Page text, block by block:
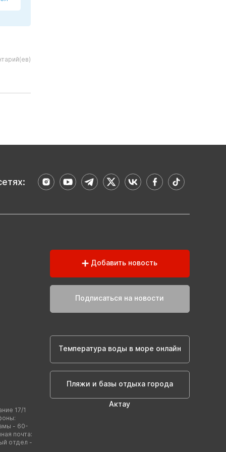
17/1
- 60-
почта:
отдел -
Добавить новость
Подписаться на новости
Температура воды в море онлайн
Пляжи и базы отдыха города
Актау